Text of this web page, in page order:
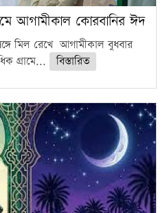
আগামীকাল কোরবানির ঈদ
মিল রেখে আগামীকাল বুধবার
গ্রামে...
বিস্তারিত